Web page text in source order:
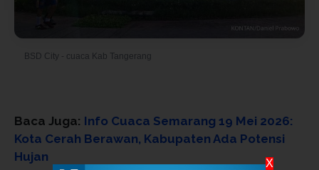
BSD City - cuaca Kab Tangerang
Baca Juga: Info Cuaca Semarang 19 Mei 2026:
Kota Cerah Berawan, Kabupaten Ada Potensi
Hujan
X